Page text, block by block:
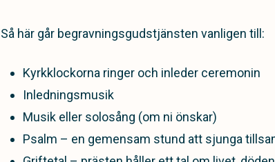
Så här går begravningsgudstjänsten vanligen till:
Kyrkklockorna ringer och inleder ceremonin
Inledningsmusik
Musik eller solosång (om ni önskar)
Psalm – en gemensam stund att sjunga